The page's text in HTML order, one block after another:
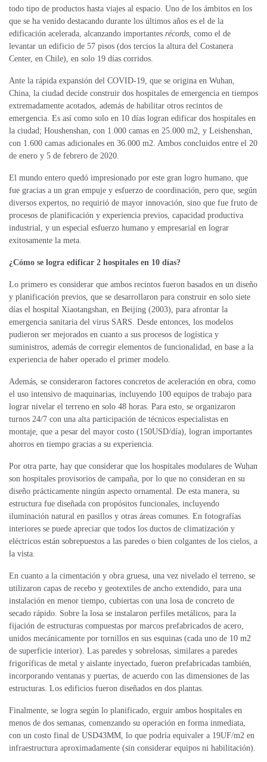
todo tipo de productos hasta viajes al espacio. Uno de los ámbitos en los
que se ha venido destacando durante los últimos años es el de la
edificación acelerada, alcanzando importantes récords, como el de
levantar un edificio de 57 pisos (dos tercios la altura del Costanera
Center, en Chile), en solo 19 días corridos.
Ante la rápida expansión del COVID-19, que se origina en Wuhan,
China, la ciudad decide construir dos hospitales de emergencia en tiempos
extremadamente acotados, además de habilitar otros recintos de
emergencia. Es así como solo en 10 días logran edificar dos hospitales en
la ciudad; Houshenshan, con 1.000 camas en 25.000 m2, y Leishenshan,
con 1.600 camas adicionales en 36.000 m2. Ambos concluidos entre el 20
de enero y 5 de febrero de 2020.
El mundo entero quedó impresionado por este gran logro humano, que
fue gracias a un gran empuje y esfuerzo de coordinación, pero que, según
diversos expertos, no requirió de mayor innovación, sino que fue fruto de
procesos de planificación y experiencia previos, capacidad productiva
industrial, y un especial esfuerzo humano y empresarial en lograr
exitosamente la meta.
¿Cómo se logra edificar 2 hospitales en 10 días?
Lo primero es considerar que ambos recintos fueron basados en un diseño
y planificación previos, que se desarrollaron para construir en solo siete
días el hospital Xiaotangshan, en Beijing (2003), para afrontar la
emergencia sanitaria del virus SARS. Desde entonces, los modelos
pudieron ser mejorados en cuanto a sus procesos de logística y
suministros, además de corregir elementos de funcionalidad, en base a la
experiencia de haber operado el primer modelo.
Además, se consideraron factores concretos de aceleración en obra, como
el uso intensivo de maquinarias, incluyendo 100 equipos de trabajo para
lograr nivelar el terreno en solo 48 horas. Para esto, se organizaron
turnos 24/7 con una alta participación de técnicos especialistas en
montaje, que a pesar del mayor costo (150USD/día), logran importantes
ahorros en tiempo gracias a su experiencia.
Por otra parte, hay que considerar que los hospitales modulares de Wuhan
son hospitales provisorios de campaña, por lo que no consideran en su
diseño prácticamente ningún aspecto ornamental. De esta manera, su
estructura fue diseñada con propósitos funcionales, incluyendo
iluminación natural en pasillos y otras áreas comunes. En fotografías
interiores se puede apreciar que todos los ductos de climatización y
eléctricos están sobrepuestos a las paredes o bien colgantes de los cielos, a
la vista.
En cuanto a la cimentación y obra gruesa, una vez nivelado el terreno, se
utilizaron capas de recebo y geotextiles de ancho extendido, para una
instalación en menor tiempo, cubiertas con una losa de concreto de
secado rápido. Sobre la losa se instalaron perfiles metálicos, para la
fijación de estructuras compuestas por marcos prefabricados de acero,
unidos mecánicamente por tornillos en sus esquinas (cada uno de 10 m2
de superficie interior). Las paredes y sobrelosas, similares a paredes
frigoríficas de metal y aislante inyectado, fueron prefabricadas también,
incorporando ventanas y puertas, de acuerdo con las dimensiones de las
estructuras. Los edificios fueron diseñados en dos plantas.
Finalmente, se logra según lo planificado, erguir ambos hospitales en
menos de dos semanas, comenzando su operación en forma inmediata,
con un costo final de USD43MM, lo que podría equivaler a 19UF/m2 en
infraestructura aproximadamente (sin considerar equipos ni habilitación).